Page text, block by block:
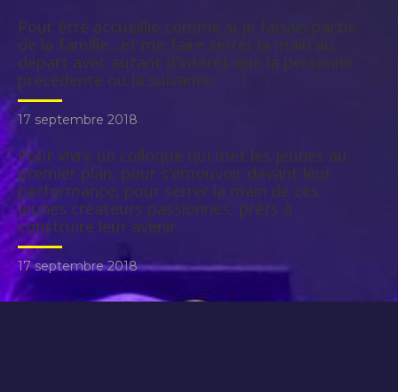
Pour être accueillie comme si je faisais partie
de la famille…et me faire serrer la main au
départ avec autant d’intérêt que la personne
précédente ou la suivante.
17 septembre 2018
Pour vivre un colloque qui met les jeunes au
premier plan, pour s’émouvoir devant leur
performance, pour serrer la main de ces
jeunes créateurs passionnés, prêts à
construire leur avenir.
17 septembre 2018